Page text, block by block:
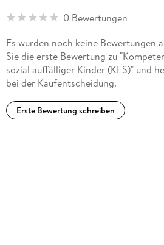
0 Bewertungen
Es wurden noch keine Bewertungen
Sie die erste Bewertung zu
sozial auffälliger Kinder (KES)" und
bei der Kaufentscheidung.
Erste Bewertung schreiben